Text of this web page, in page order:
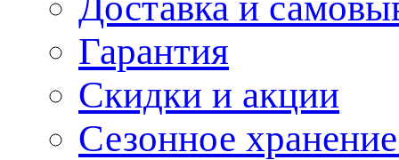
Гарантия
Скидки и акции
Сезонное